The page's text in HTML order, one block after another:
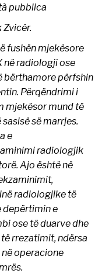
pubblica
Zvicër.
fushën mjekësore
në radiologji ose
bërthamore përfshin
Përqëndrimi i
mjekësor mund të
së marrjes.
e
radiologjik
Ajo është në
radiologjike të
depërtimin e
ose të duarve dhe
rrezatimit, ndërsa
operacione